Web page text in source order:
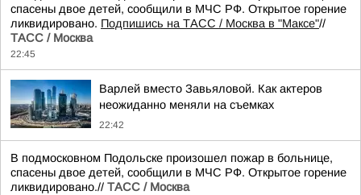
спасены двое детей, сообщили в МЧС РФ. Открытое горение
ликвидировано. Подпишись на ТАСС / Москва в "Максе"//
ТАСС / Москва
22:45
Варлей вместо Завьяловой. Как актеров
неожиданно меняли на съемках
22:42
В подмосковном Подольске произошел пожар в больнице,
спасены двое детей, сообщили в МЧС РФ. Открытое горение
ликвидировано.// ТАСС / Москва